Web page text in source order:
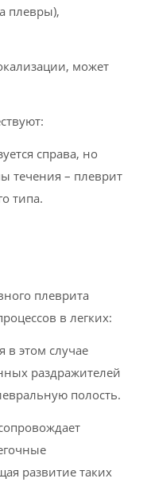
плевры),
может
справа, но
течения – плеврит
типа.
плеврита
в легких:
в этом случае
раздражителей
полость.
развитие таких